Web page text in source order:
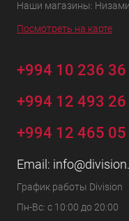
Наши магазины:
Посмотреть на карте
+994 10 236 36
+994 12 493 26
+994 12 465 05
Email:
График работы Division
Пн-Вс: с 10:00 до 20:00